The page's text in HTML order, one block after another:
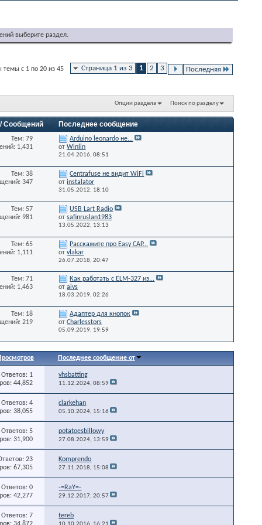
выберите раздел.
Страница 1 из 3 1 2 3 Последняя
темы с 1 по 20 из 45
Опции раздела Поиск по разделу
Сообщений Последнее сообщение
Тем: 79
1,431
Arduino leonardo не...
отWinlin
21.04.2016,08:51
Тем: 38
347
Centrafuse не видит WiFi
отinstalator
31.05.2012, 18:10
Тем: 57
981
USB Lart Radio
отsafinruslan1983
13.05.2022, 13:13
Тем: 65
1,111
Расскажите про Easy CAP...
отvlakar
26.07.2018,20:47
Тем: 71
1,463
Как работать с ELM-327 из...
отaivs
18.03.2019,02:26
Тем: 18
219
Адаптер для кнопок
отCharlesstors
05.09.2019, 19:59
Последнее сообщение от
Ответов: 1
44,852
vhsbatting
11.12.2024,08:59
Ответов: 4
38,055
clarkehan
05.10.2024, 15:16
Ответов: 5
31,900
potatoesbillowy
27.08.2024, 13:59
23
67,305
Komprendo
27.11.2018, 15:08
Ответов: 0
42,277
-=RaY=-
29.12.2017,20:57
Ответов: 7
tereb